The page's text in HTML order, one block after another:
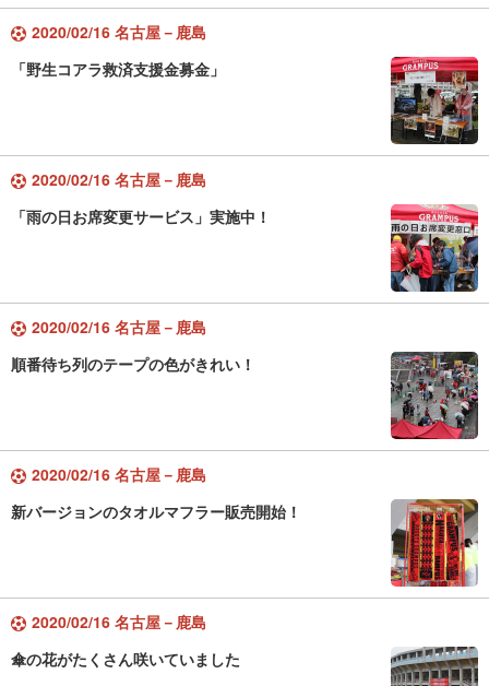
2020/02/16 名古屋－鹿島
「野生コアラ救済支援金募金」
2020/02/16 名古屋－鹿島
「雨の日お席変更サービス」実施中！
2020/02/16 名古屋－鹿島
順番待ち列のテープの色がきれい！
2020/02/16 名古屋－鹿島
新バージョンのタオルマフラー販売開始！
2020/02/16 名古屋－鹿島
傘の花がたくさん咲いていました